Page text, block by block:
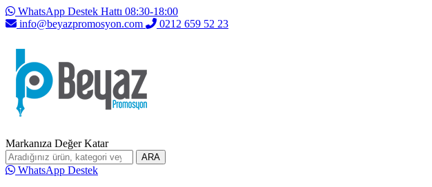
WhatsApp Destek Hattı 08:30-18:00
info@beyazpromosyon.com
0212 659 52 23
Markanıza Değer Katar
ARA
WhatsApp Destek